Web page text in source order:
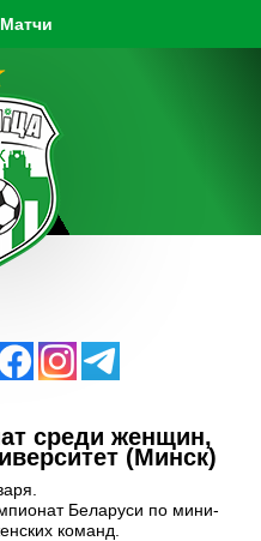
Матчи
среди женщин,
(Минск)
Беларуси по мини-
команд.